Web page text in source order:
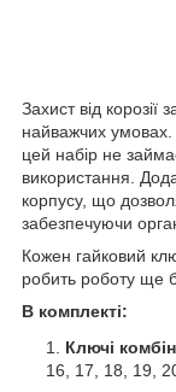
Захист від корозії
найважчих
цей набір не
використання.
корпусу, що
забезпечуючи
Кожен гайковий
робить роботу ще
В комплекті:
Ключі
16, 17, 18, 19,